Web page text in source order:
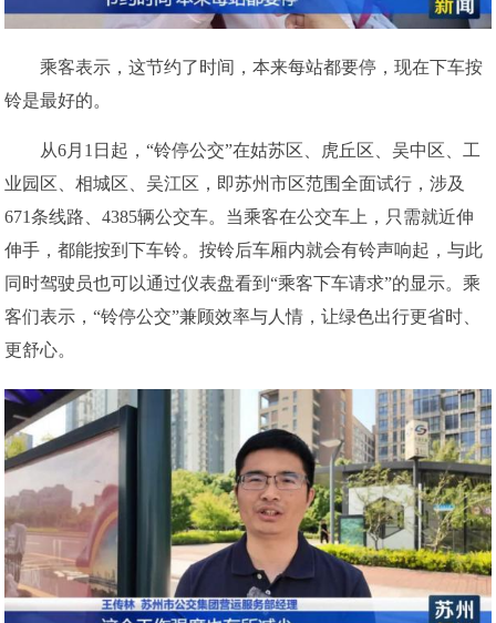
乘客表示，这节约了时间，本来每站都要停，现在下车按
铃是最好的。
从6月1日起，“铃停公交”在姑苏区、虎丘区、吴中区、工
业园区、相城区、吴江区，即苏州市区范围全面试行，涉及
671条线路、4385辆公交车。当乘客在公交车上，只需就近伸
伸手，都能按到下车铃。按铃后车厢内就会有铃声响起，与此
同时驾驶员也可以通过仪表盘看到“乘客下车请求”的显示。乘
客们表示，“铃停公交”兼顾效率与人情，让绿色出行更省时、
更舒心。